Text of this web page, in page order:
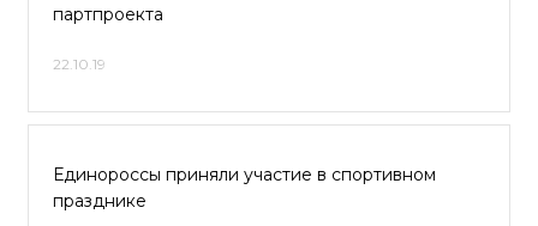
партпроекта
22.10.19
Единороссы приняли участие в спортивном
празднике